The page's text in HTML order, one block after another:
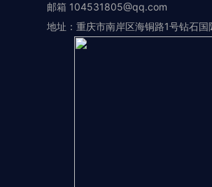
邮箱 104531805@qq.com
地址：重庆市南岸区海铜路1号钻石